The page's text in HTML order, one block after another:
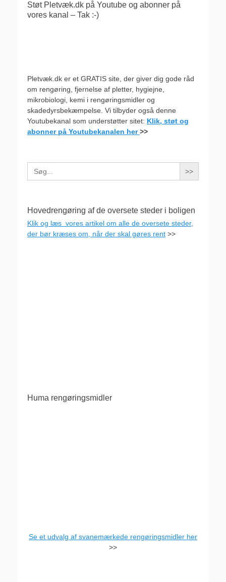
Støt Pletvæk.dk på Youtube og abonner på
vores kanal – Tak :-)
Pletvæk.dk er et GRATIS site, der giver dig gode råd
om rengøring, fjernelse af pletter, hygiejne,
mikrobiologi, kemi i rengøringsmidler og
skadedyrsbekæmpelse. Vi tilbyder også denne
Youtubekanal som understøtter sitet: Klik, støt og
abonner på Youtubekanalen her>>
Search
for:
Hovedrengøring af de oversete steder i boligen
Klik og læs vores artikel om alle de oversete steder,
der bør kræses om, når der skal gøres rent >>
Huma rengøringsmidler
Se et udvalg af svanemærkede rengøringsmidler her
>>